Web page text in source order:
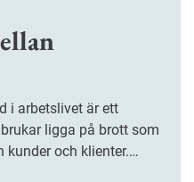
ligga på brott som
och klienter.